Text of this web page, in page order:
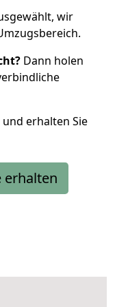
wir
Dann holen
erhalten Sie
erhalten